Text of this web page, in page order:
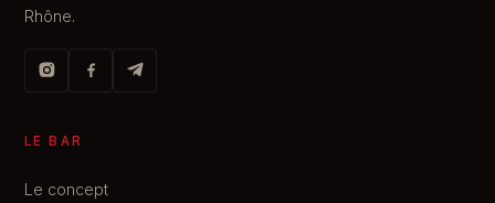
Rhône.
LE BAR
Le concept